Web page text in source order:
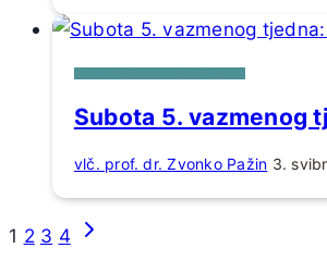
Subota 5. vazmenog
vlč. prof. dr. Zvonko Pažin 3.
Page
1 2 3 4
Sljedeća